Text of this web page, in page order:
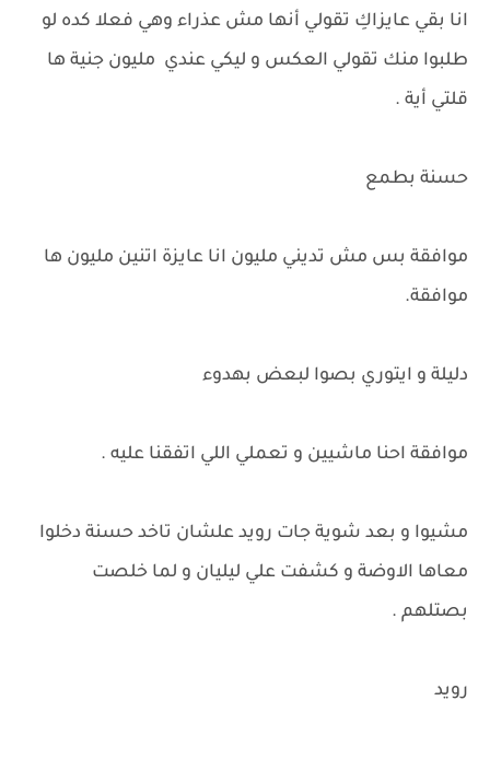
انا بقي عايزاكِ تقولي أنها مش عذراء وهي فعلا كده لو
طلبوا منك تقولي العكس و ليكي عندي مليون جنية ها
قلتي أية .
حسنة بطمع
موافقة بس مش تديني مليون انا عايزة اتنين مليون ها
موافقة.
دليلة و ايتوري بصوا لبعض بهدوء
موافقة احنا ماشيين و تعملي اللي اتفقنا عليه .
مشيوا و بعد شوية جات رويد علشان تاخد حسنة دخلوا
معاها الاوضة و كشفت علي ليليان و لما خلصت
بصتلهم .
رويد